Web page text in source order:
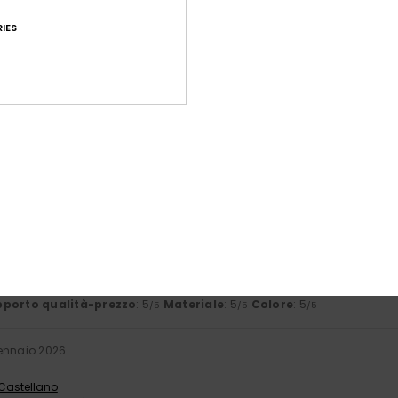
qualità-prezzo: 5/5 Materiale: 5/5 Colore: 5/5
2026